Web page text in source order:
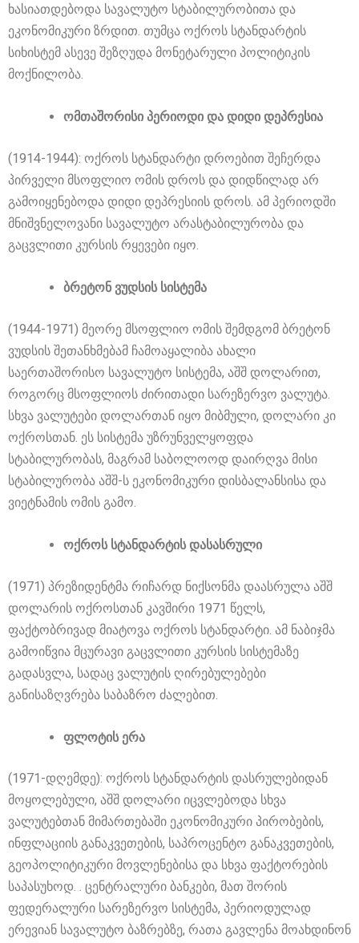
ხასიათდებოდა სავალუტო სტაბილურობითა და
ეკონომიკური ზრდით. თუმცა ოქროს სტანდარტის
სიხისტემ ასევე შეზღუდა მონეტარული პოლიტიკის
მოქნილობა.
ომთაშორისი პერიოდი და დიდი დეპრესია
(1914-1944): ოქროს სტანდარტი დროებით შეჩერდა
პირველი მსოფლიო ომის დროს და დიდწილად არ
გამოიყენებოდა დიდი დეპრესიის დროს. ამ პერიოდში
მნიშვნელოვანი სავალუტო არასტაბილურობა და
გაცვლითი კურსის რყევები იყო.
ბრეტონ ვუდსის სისტემა
(1944-1971) მეორე მსოფლიო ომის შემდგომ ბრეტონ
ვუდსის შეთანხმებამ ჩამოაყალიბა ახალი
საერთაშორისო სავალუტო სისტემა, აშშ დოლარით,
როგორც მსოფლიოს ძირითადი სარეზერვო ვალუტა.
სხვა ვალუტები დოლართან იყო მიბმული, დოლარი კი
ოქროსთან. ეს სისტემა უზრუნველყოფდა
სტაბილურობას, მაგრამ საბოლოოდ დაირღვა მისი
სტაბილურობა აშშ-ს ეკონომიკური დისბალანსისა და
ვიეტნამის ომის გამო.
ოქროს სტანდარტის დასასრული
(1971) პრეზიდენტმა რიჩარდ ნიქსონმა დაასრულა აშშ
დოლარის ოქროსთან კავშირი 1971 წელს,
ფაქტობრივად მიატოვა ოქროს სტანდარტი. ამ ნაბიჯმა
გამოიწვია მცურავი გაცვლითი კურსის სისტემაზე
გადასვლა, სადაც ვალუტის ღირებულებები
განისაზღვრება საბაზრო ძალებით.
ფლოტის ერა
(1971-დღემდე): ოქროს სტანდარტის დასრულებიდან
მოყოლებული, აშშ დოლარი იცვლებოდა სხვა
ვალუტებთან მიმართებაში ეკონომიკური პირობების,
ინფლაციის განაკვეთების, საპროცენტო განაკვეთების,
გეოპოლიტიკური მოვლენებისა და სხვა ფაქტორების
საპასუხოდ. . ცენტრალური ბანკები, მათ შორის
ფედერალური სარეზერვო სისტემა, პერიოდულად
ერევიან სავალუტო ბაზრებზე, რათა გავლენა მოახდინონ